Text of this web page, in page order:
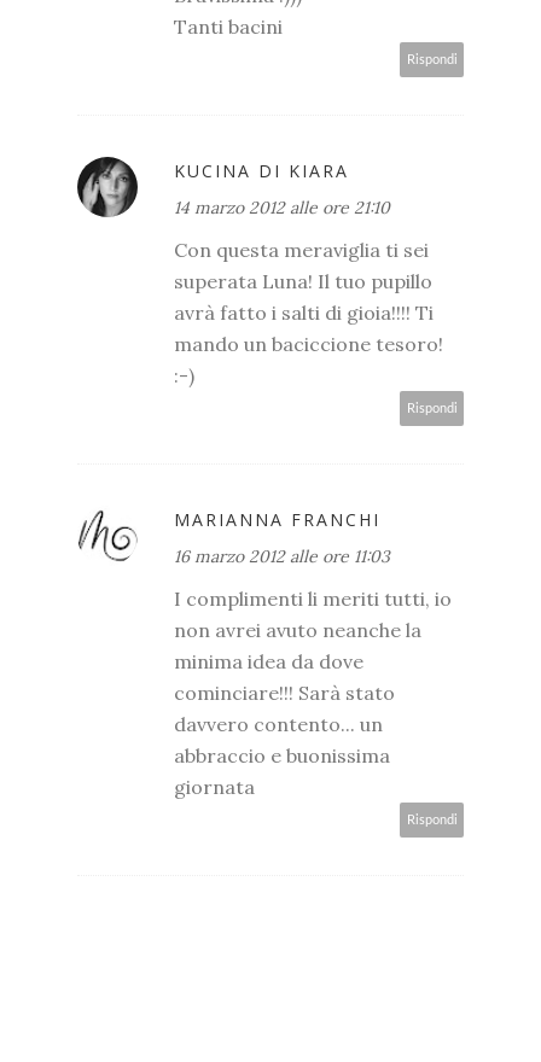
Tanti bacini
Rispondi
KUCINA DI KIARA
14 marzo 2012 alle ore 21:10
Con questa meraviglia ti sei
superata Luna! Il tuo pupillo
avrà fatto i salti di gioia!!!! Ti
mando un baciccione tesoro!
:-)
Rispondi
MARIANNA FRANCHI
16 marzo 2012 alle ore 11:03
I complimenti li meriti tutti, io
non avrei avuto neanche la
minima idea da dove
cominciare!!! Sarà stato
davvero contento... un
abbraccio e buonissima
giornata
Rispondi